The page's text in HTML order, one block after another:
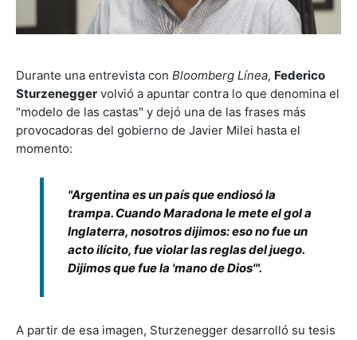
Durante una entrevista con Bloomberg Línea, Federico
Sturzenegger volvió a apuntar contra lo que denomina el
"modelo de las castas" y dejó una de las frases más
provocadoras del gobierno de Javier Milei hasta el
momento:
"Argentina es un país que endiosó la
trampa. Cuando Maradona le mete el gol a
Inglaterra, nosotros dijimos: eso no fue un
acto ilícito, fue violar las reglas del juego.
Dijimos que fue la 'mano de Dios'".
A partir de esa imagen, Sturzenegger desarrolló su tesis